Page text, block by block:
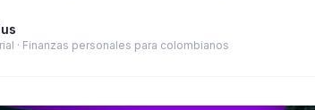
· Finanzas personales para colombianos